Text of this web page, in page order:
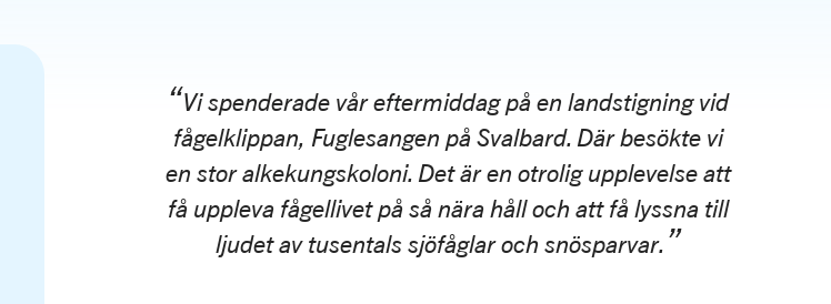
Vi spenderade vår eftermiddag på en landstigning vid
fågelklippan, Fuglesangen på Svalbard. Där besökte vi
en stor alkekungskoloni. Det är en otrolig upplevelse att
få uppleva fågellivet på så nära håll och att få lyssna till
ljudet av tusentals sjöfåglar och snösparvar.